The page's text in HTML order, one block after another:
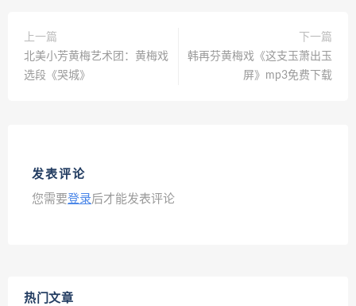
上一篇
北美小芳黄梅艺术团：黄梅戏
选段《哭城》
下一篇
韩再芬黄梅戏《这支玉萧出玉
屏》mp3免费下载
发表评论
您需要登录后才能发表评论
热门文章